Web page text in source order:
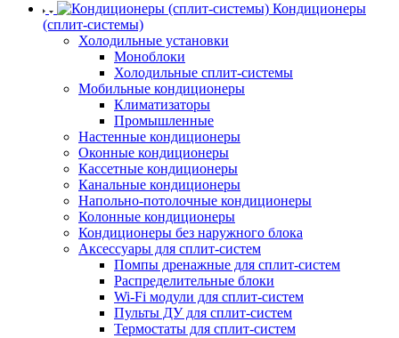
Кондиционеры
(сплит-системы)
Холодильные установки
Моноблоки
Холодильные сплит-системы
Мобильные кондиционеры
Климатизаторы
Промышленные
Настенные кондиционеры
Оконные кондиционеры
Кассетные кондиционеры
Канальные кондиционеры
Напольно-потолочные кондиционеры
Колонные кондиционеры
Кондиционеры без наружного блока
Аксессуары для сплит-систем
Помпы дренажные для сплит-систем
Распределительные блоки
Wi-Fi модули для сплит-систем
Пульты ДУ для сплит-систем
Термостаты для сплит-систем